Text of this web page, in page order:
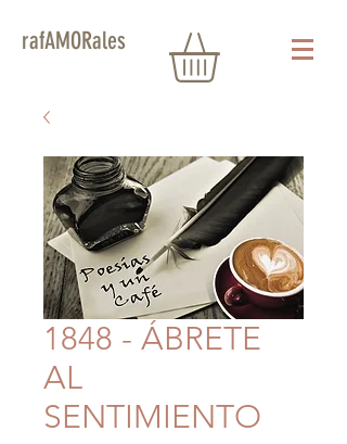
rafAMORales
1848 - ÁBRETE
AL
SENTIMIENTO